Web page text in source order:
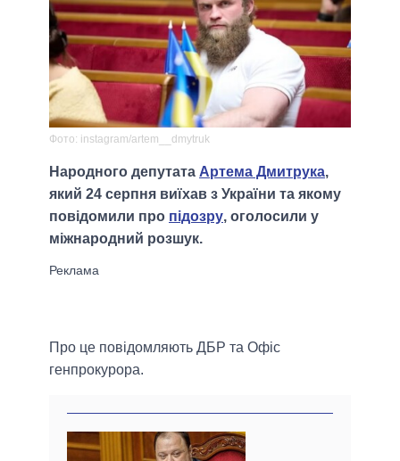
Фото: instagram/artem__dmytruk
Народного депутата Артема Дмитрука,
який 24 серпня виїхав з України та якому
повідомили про підозру, оголосили у
міжнародний розшук.
Про це повідомляють ДБР та Офіс
генпрокурора.